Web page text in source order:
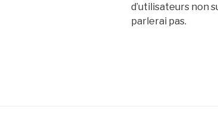
d’utilisateurs non
parlerai pas.